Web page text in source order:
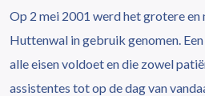
Op 2 mei 2001 werd het grotere en
Huttenwal in gebruik genomen.
alle eisen voldoet en die zowel
assistentes tot op de dag van